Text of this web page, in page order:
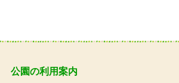
公園の利用案内